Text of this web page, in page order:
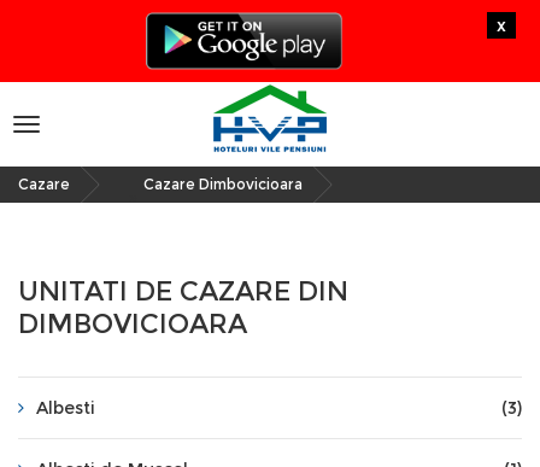
x
Toggle
navigation
Cazare Cazare Dimbovicioara
UNITATI DE CAZARE DIN
DIMBOVICIOARA
Albesti (3)